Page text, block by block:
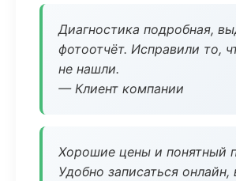
Диагностика подробная,
фотоотчёт. Исправили то,
не нашли.
— Клиент компании
Хорошие цены и понятный
Удобно записаться онлайн,